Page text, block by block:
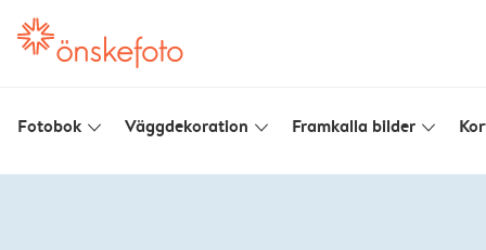
Fotobok slim_arrow_down Väggdekoration slim_arrow_down Framkalla bilder slim_arrow_down